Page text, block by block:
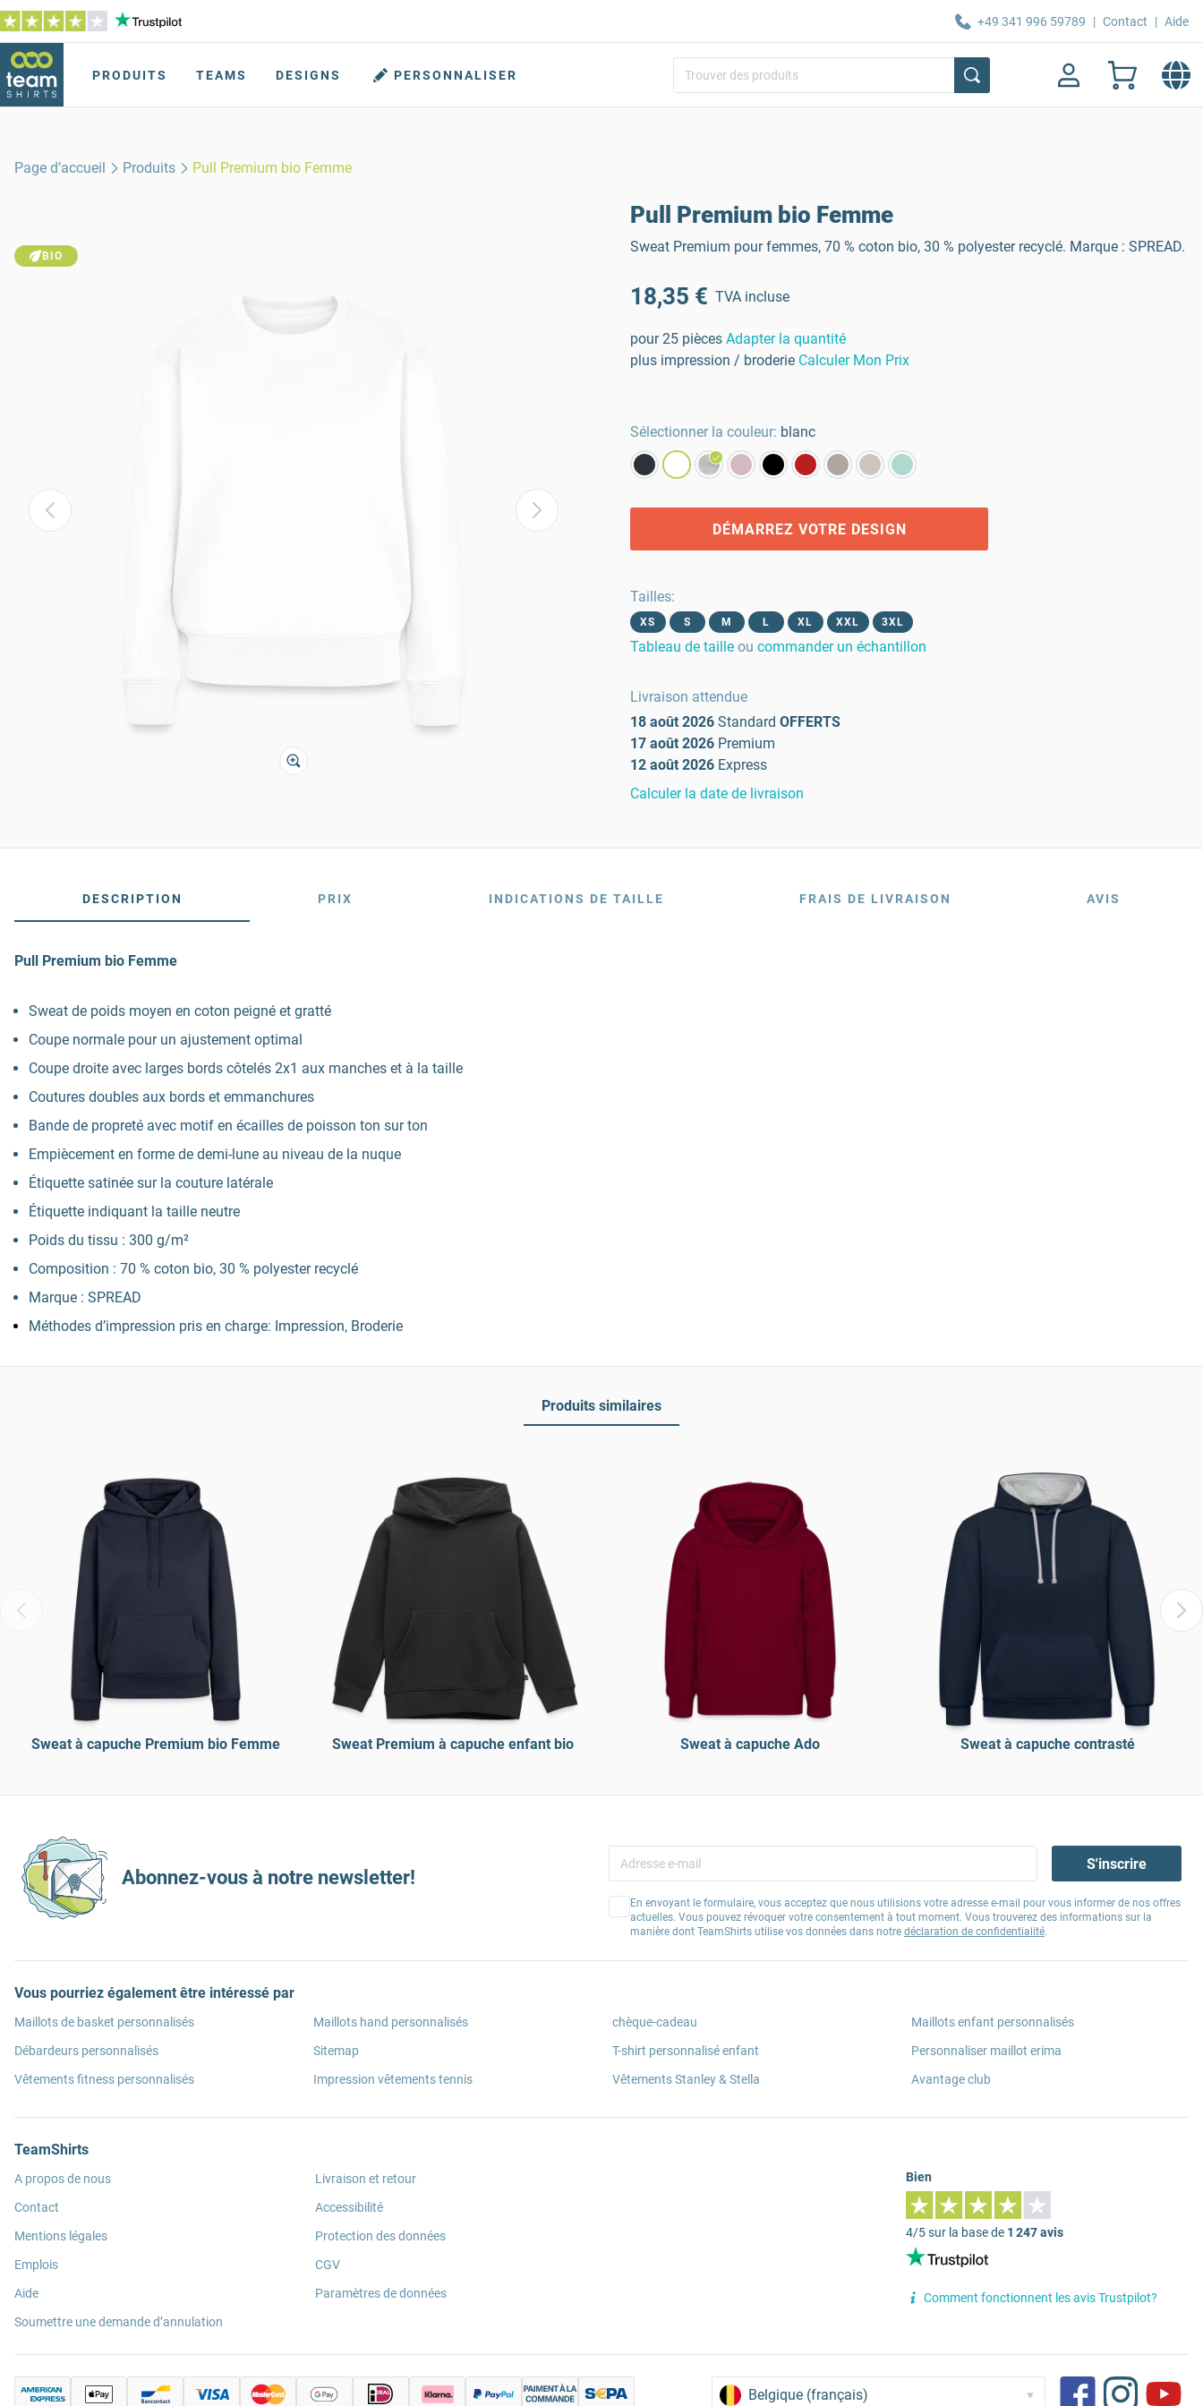
+49 341 996 59789 | Contact | Aide
PRODUITS TEAMS DESIGNS PERSONNALISER
Page d’accueil Produits Pull Premium bio Femme
BIO
Pull Premium bio Femme
Sweat Premium pour femmes, 70 % coton bio, 30 % polyester recyclé. Marque : SPREAD.
18,35 € TVA incluse
pour 25 pièces Adapter la quantité
plus impression / broderie Calculer Mon Prix
Sélectionner la couleur: blanc
DÉMARREZ VOTRE DESIGN
Tailles:
XS S M L XL XXL 3XL
Tableau de taille ou commander un échantillon
Livraison attendue
18 août 2026 Standard OFFERTS
17 août 2026 Premium
12 août 2026 Express
Calculer la date de livraison
DESCRIPTION PRIX INDICATIONS DE TAILLE FRAIS DE LIVRAISON AVIS
Pull Premium bio Femme
Sweat de poids moyen en coton peigné et gratté
Coupe normale pour un ajustement optimal
Coupe droite avec larges bords côtelés 2x1 aux manches et à la taille
Coutures doubles aux bords et emmanchures
Bande de propreté avec motif en écailles de poisson ton sur ton
Empiècement en forme de demi-lune au niveau de la nuque
Étiquette satinée sur la couture latérale
Étiquette indiquant la taille neutre
Poids du tissu : 300 g/m²
Composition : 70 % coton bio, 30 % polyester recyclé
Marque : SPREAD
Méthodes d’impression pris en charge: Impression, Broderie
Produits similaires
Sweat à capuche Premium bio Femme Sweat Premium à capuche enfant bio Sweat à capuche Ado Sweat à capuche contrasté
Abonnez-vous à notre newsletter!
S'inscrire
En envoyant le formulaire, vous acceptez que nous utilisions votre adresse e-mail pour vous informer de nos offres
actuelles. Vous pouvez révoquer votre consentement à tout moment. Vous trouverez des informations sur la
manière dont TeamShirts utilise vos données dans notre déclaration de confidentialité.
Vous pourriez également être intéressé par
Maillots de basket personnalisés
Débardeurs personnalisés
Vêtements fitness personnalisés
Maillots hand personnalisés
Sitemap
Impression vêtements tennis
chèque-cadeau
T-shirt personnalisé enfant
Vêtements Stanley & Stella
Maillots enfant personnalisés
Personnaliser maillot erima
Avantage club
TeamShirts
A propos de nous
Contact
Mentions légales
Emplois
Aide
Soumettre une demande d’annulation
Livraison et retour
Accessibilité
Protection des données
CGV
Paramètres de données
Bien
4/5 sur la base de 1 247 avis
Comment fonctionnent les avis Trustpilot?
Belgique (français)